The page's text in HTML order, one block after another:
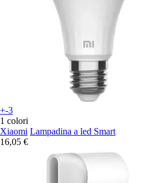
+-3
1 colori
Xiaomi Lampadina a led Smart
16,05 €